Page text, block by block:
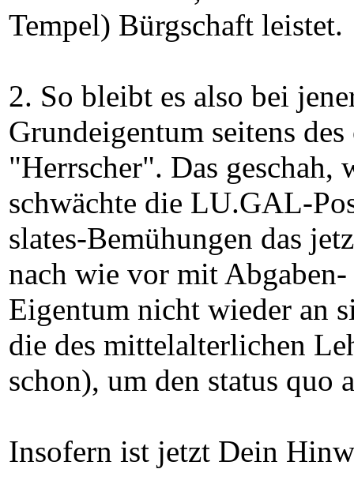
Tempel) Bürgschaft leistet.
2. So bleibt es also bei
Grundeigentum seitens
"Herrscher". Das geschah,
schwächte die LU.GAL-
slates-Bemühungen das
nach wie vor mit
Eigentum nicht wieder an
die des mittelalterlichen
schon), um den status quo
Insofern ist jetzt Dein